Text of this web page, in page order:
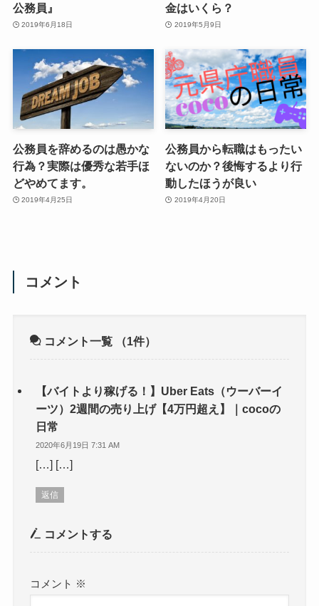
公務員』
2019年6月18日
金はいくら？
2019年5月9日
公務員を辞めるのは愚かな
行為？実際は優秀な若手ほ
どやめてます。
2019年4月25日
公務員から転職はもったい
ないのか？後悔するより行
動したほうが良い
2019年4月20日
コメント
コメント一覧 （1件）
【バイトより稼げる！】Uber Eats（ウーバーイ
ーツ）2週間の売り上げ【4万円超え】｜cocoの
日常
2020年6月19日 7:31 AM
[…] […]
返信
コメントする
コメント ※